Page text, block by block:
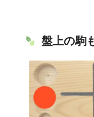
盤上の駒